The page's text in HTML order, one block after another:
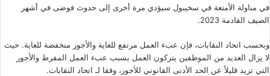
في مناولة الأمتعة في سخيبول سيؤدي مرة أخرى إلى حدوث فوضى في أشهر
الصيف القادمة 2023.
وبحسب اتحاد النقابات، فإن عبء العمل مرتفع للغاية والأجور منخفضة للغاية. حيث
لا يزال العديد من الموظفين يتركون العمل بسبب عبء العمل المفرط والأجور
التي تزيد قليلاً عن الحد الأدنى القانوني للأجور، وفقا لـ اتحاد النقابات.